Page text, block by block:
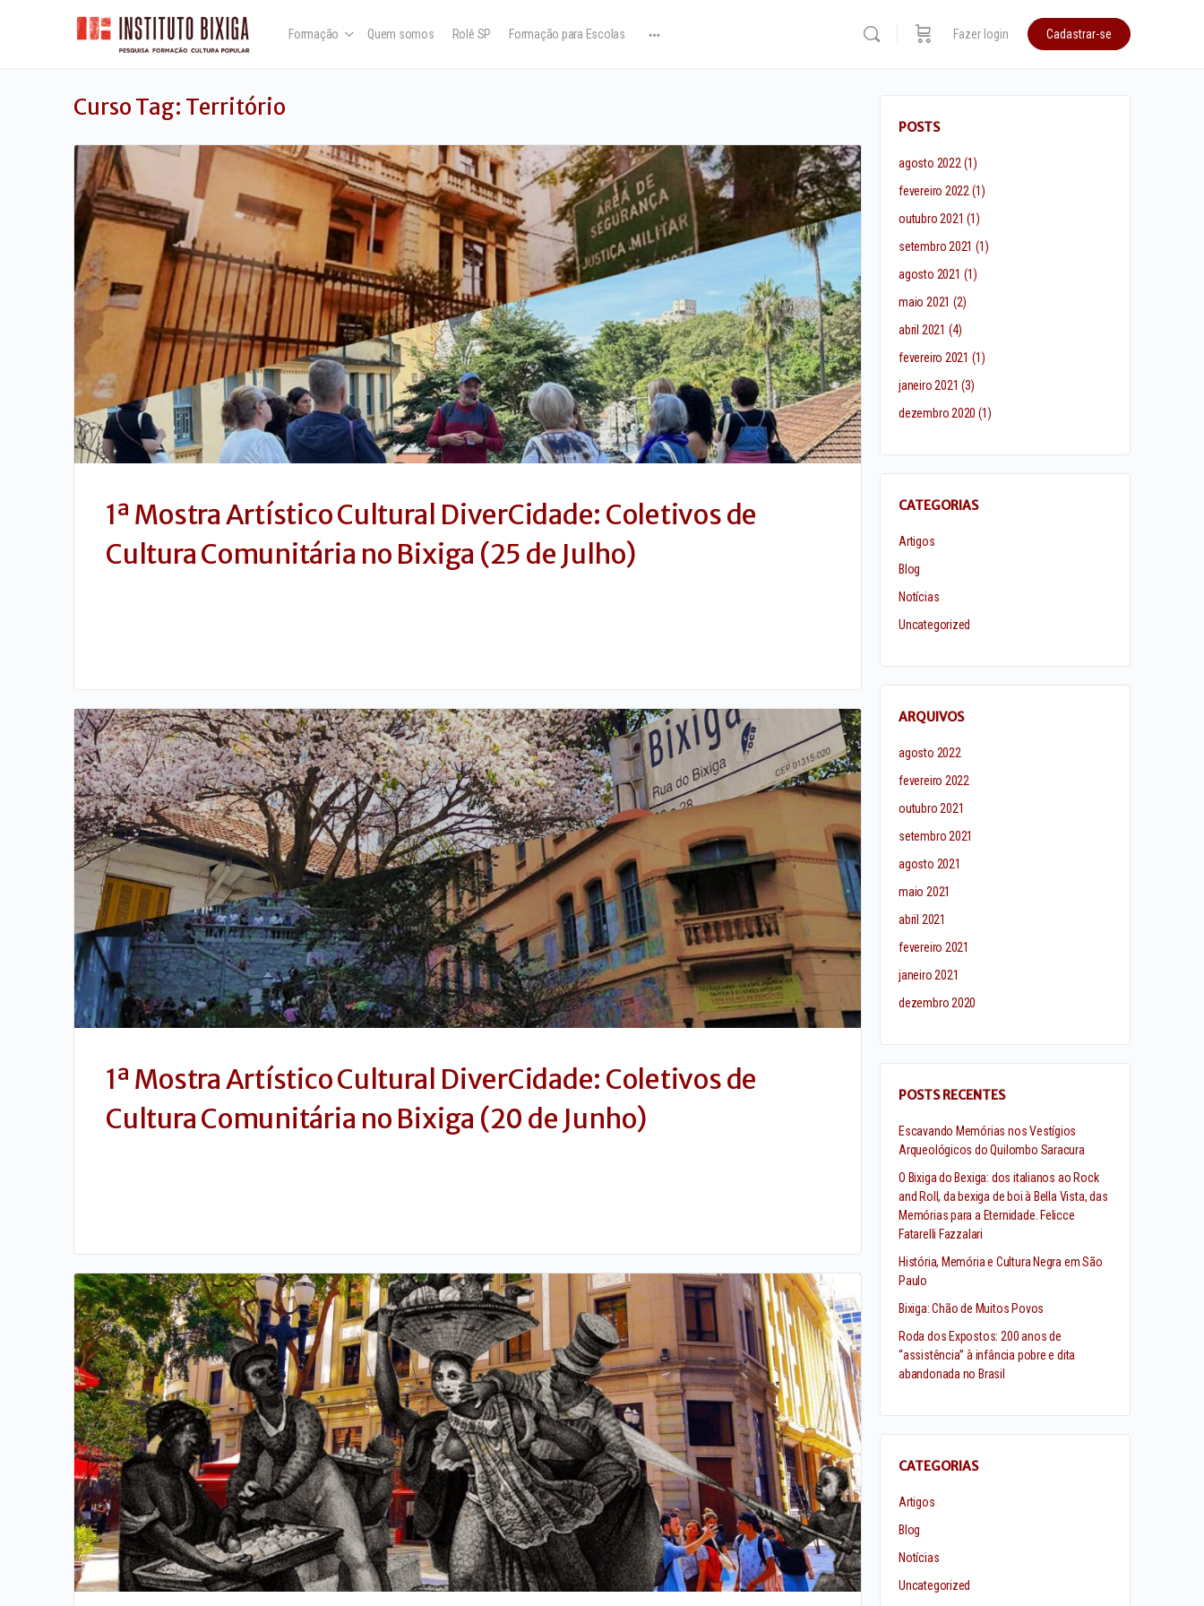
Formação Quem somos Rolê SP Formação para Escolas Fazer login Cadastrar-se
Curso Tag: Território
1ª Mostra Artístico Cultural DiverCidade: Coletivos de
Cultura Comunitária no Bixiga (25 de Julho)
1ª Mostra Artístico Cultural DiverCidade: Coletivos de
Cultura Comunitária no Bixiga (20 de Junho)
POSTS
agosto 2022 (1)
fevereiro 2022 (1)
outubro 2021 (1)
setembro 2021 (1)
agosto 2021 (1)
maio 2021 (2)
abril 2021 (4)
fevereiro 2021 (1)
janeiro 2021 (3)
dezembro 2020 (1)
CATEGORIAS
Artigos
Blog
Notícias
Uncategorized
ARQUIVOS
agosto 2022
fevereiro 2022
outubro 2021
setembro 2021
agosto 2021
maio 2021
abril 2021
fevereiro 2021
janeiro 2021
dezembro 2020
POSTS RECENTES
Escavando Memórias nos Vestígios
Arqueológicos do Quilombo Saracura
O Bixiga do Bexiga: dos italianos ao Rock
and Roll, da bexiga de boi à Bella Vista, das
Memórias para a Eternidade. Felicce
Fatarelli Fazzalari
História, Memória e Cultura Negra em São
Paulo
Bixiga: Chão de Muitos Povos
Roda dos Expostos: 200 anos de
“assistência” à infância pobre e dita
abandonada no Brasil
CATEGORIAS
Artigos
Blog
Notícias
Uncategorized